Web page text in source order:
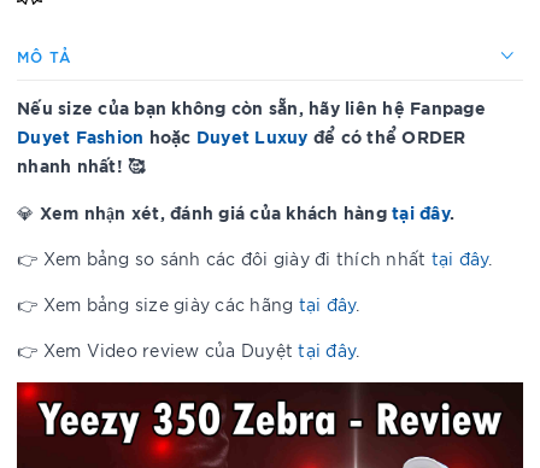
MÔ TẢ
Nếu size của bạn không còn sẵn, hãy liên hệ Fanpage
Duyet Fashion hoặc Duyet Luxuy để có thể ORDER
nhanh nhất! 🥰
💎 Xem nhận xét, đánh giá của khách hàng tại đây.
👉 Xem bảng so sánh các đôi giày đi thích nhất tại đây.
👉 Xem bảng size giày các hãng tại đây.
👉 Xem Video review của Duyệttại đây.